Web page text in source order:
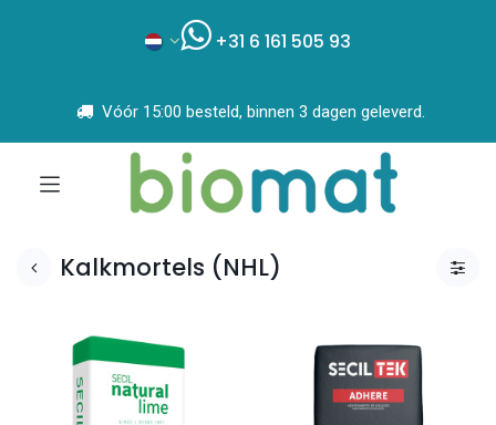
+31 6 161 505 93
Vóór 15:00 besteld, binnen 3 dagen geleverd.
Kalkmortels (NHL)